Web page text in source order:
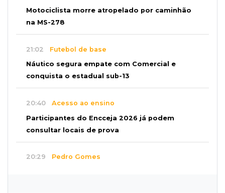
Motociclista morre atropelado por caminhão
na MS-278
21:02 Futebol de base
Náutico segura empate com Comercial e
conquista o estadual sub-13
20:40 Acesso ao ensino
Participantes do Encceja 2026 já podem
consultar locais de prova
20:29 Pedro Gomes